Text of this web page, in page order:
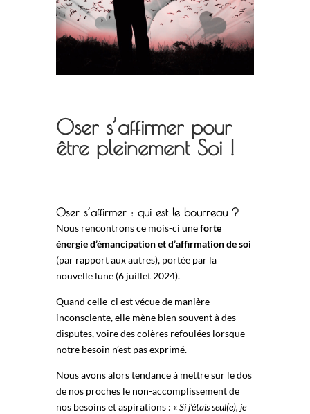
Oser s’affirmer pour
être pleinement Soi !
Oser s’affirmer : qui est le bourreau ?
Nous rencontrons ce mois-ci uneforte
énergie d’émancipation et d’affirmation de soi
(par rapport aux autres), portée par la
nouvelle lune (6 juillet 2024).
Quand celle-ci est vécue de manière
inconsciente, elle mène bien souvent à des
disputes, voire des colères refoulées lorsque
notre besoin n’est pas exprimé.
Nous avons alors tendance à mettre sur le dos
de nos proches le non-accomplissement de
nos besoins et aspirations : «Si j’étais seul(e), je